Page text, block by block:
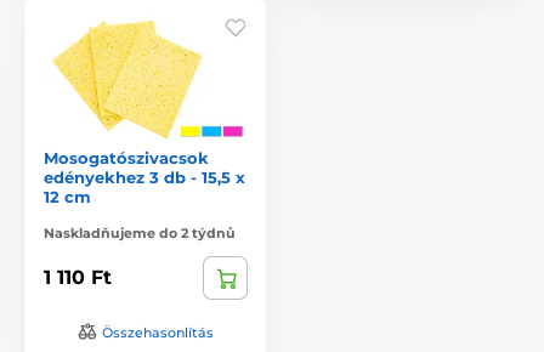
Mosogatószivacsok
edényekhez 3 db - 15,5 x
12 cm
Naskladňujeme do 2 týdnů
1 110 Ft
Összehasonlítás